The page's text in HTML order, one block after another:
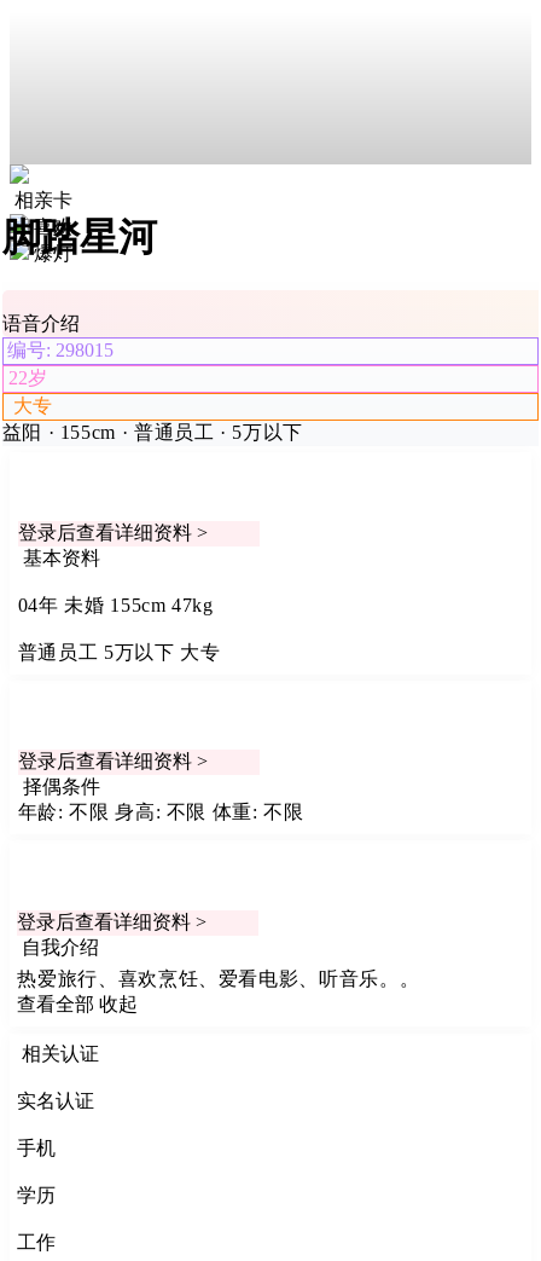
相亲卡
喜欢
爆灯
脚踏星河
语音介绍
编号: 298015
22岁
大专
益阳 · 155cm · 普通员工 · 5万以下
登录后查看详细资料 >
基本资料
04年 未婚 155cm47kg
普通员工 5万以下 大专
登录后查看详细资料 >
择偶条件
年龄: 不限身高: 不限 体重: 不限
登录后查看详细资料 >
自我介绍
热爱旅行、喜欢烹饪、爱看电影、听音乐。。
查看全部收起
相关认证
实名认证
手机
学历
工作